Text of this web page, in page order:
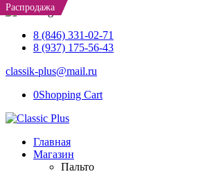
8 (846) 331-02-71
8 (937) 175-56-43
classik-plus@mail.ru
0Shopping Cart
Главная
Магазин
Пальто
Распродажа
Распродажа